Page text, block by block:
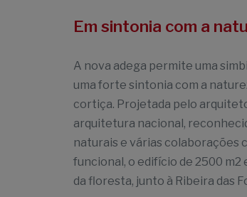
Em sintonia com a
A nova adega permite uma
uma forte sintonia com a
cortiça. Projetada pelo
arquitetura nacional,
naturais e várias colaborações
funcional, o edifício de 2500
da floresta, junto à Ribeira das